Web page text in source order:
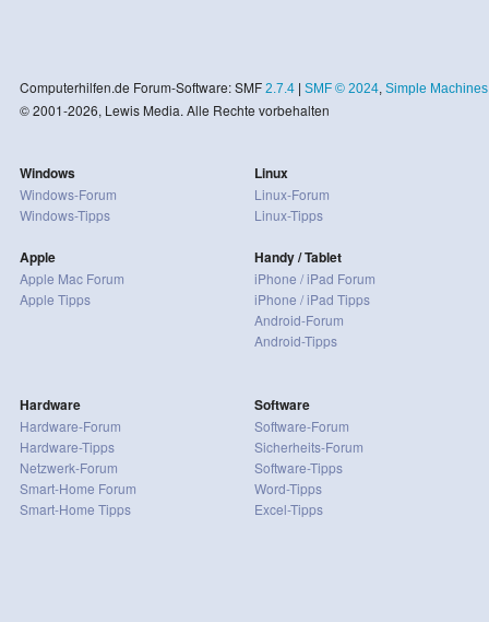
Computerhilfen.de Forum-Software: SMF 2.7.4| SMF © 2024, Simple Machines
© 2001-2026, Lewis Media. Alle Rechte vorbehalten
Windows
Windows-Forum
Windows-Tipps
Apple
Apple Mac Forum
Apple Tipps
Linux
Linux-Forum
Linux-Tipps
Handy / Tablet
iPhone / iPad Forum
iPhone / iPad Tipps
Android-Forum
Android-Tipps
Hardware
Hardware-Forum
Hardware-Tipps
Netzwerk-Forum
Smart-Home Forum
Smart-Home Tipps
Software
Software-Forum
Sicherheits-Forum
Software-Tipps
Word-Tipps
Excel-Tipps